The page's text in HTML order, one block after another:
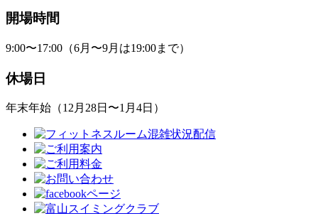
開場時間
9:00〜17:00（6月〜9月は19:00まで）
休場日
年末年始（12月28日〜1月4日）